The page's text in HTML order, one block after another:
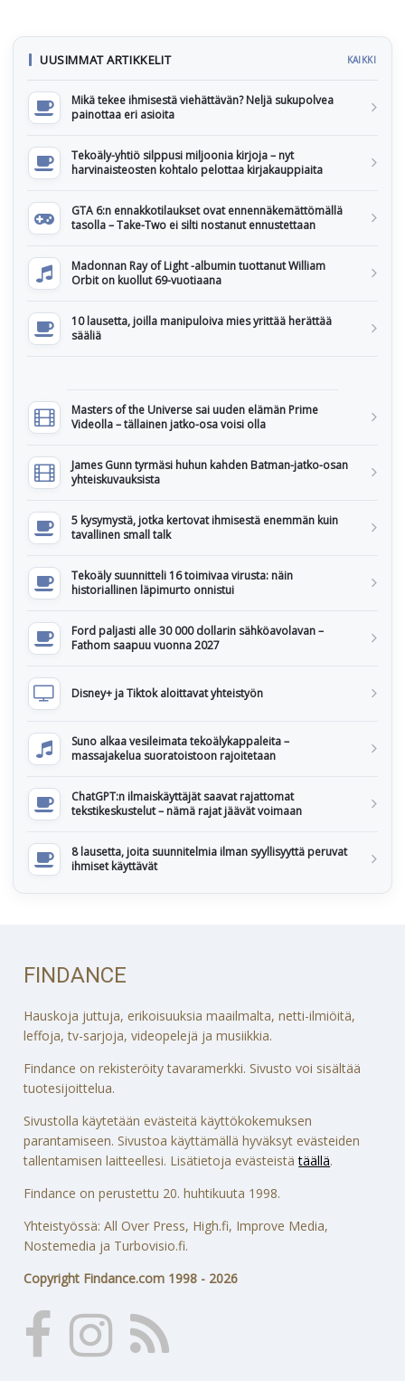
UUSIMMAT ARTIKKELIT KAIKKI
Mikä tekee ihmisestä viehättävän? Neljä sukupolvea
painottaa eri asioita
Tekoäly-yhtiö silppusi miljoonia kirjoja – nyt
harvinaisteosten kohtalo pelottaa kirjakauppiaita
GTA 6:n ennakkotilaukset ovat ennennäkemättömällä
tasolla – Take-Two ei silti nostanut ennustettaan
Madonnan Ray of Light -albumin tuottanut William
Orbit on kuollut 69-vuotiaana
10 lausetta, joilla manipuloiva mies yrittää herättää
sääliä
Masters of the Universe sai uuden elämän Prime
Videolla – tällainen jatko-osa voisi olla
James Gunn tyrmäsi huhun kahden Batman-jatko-osan
yhteiskuvauksista
5 kysymystä, jotka kertovat ihmisestä enemmän kuin
tavallinen small talk
Tekoäly suunnitteli 16 toimivaa virusta: näin
historiallinen läpimurto onnistui
Ford paljasti alle 30 000 dollarin sähköavolavan –
Fathom saapuu vuonna 2027
Disney+ ja Tiktok aloittavat yhteistyön
Suno alkaa vesileimata tekoälykappaleita –
massajakelua suoratoistoon rajoitetaan
ChatGPT:n ilmaiskäyttäjät saavat rajattomat
tekstikeskustelut – nämä rajat jäävät voimaan
8 lausetta, joita suunnitelmia ilman syyllisyyttä peruvat
ihmiset käyttävät
FINDANCE
Hauskoja juttuja, erikoisuuksia maailmalta, netti-ilmiöitä,
leffoja, tv-sarjoja, videopelejä ja musiikkia.
Findance on rekisteröity tavaramerkki. Sivusto voi sisältää
tuotesijoittelua.
Sivustolla käytetään evästeitä käyttökokemuksen
parantamiseen. Sivustoa käyttämällä hyväksyt evästeiden
tallentamisen laitteellesi. Lisätietoja evästeistätäällä.
Findance on perustettu 20. huhtikuuta 1998.
Yhteistyössä: All Over Press, High.fi, Improve Media,
Nostemedia ja Turbovisio.fi.
Copyright Findance.com 1998 - 2026